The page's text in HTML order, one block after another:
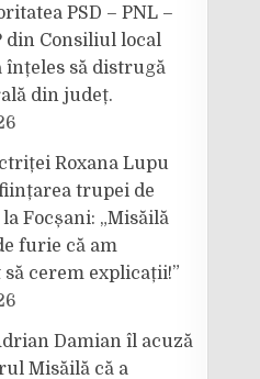
PSD – PNL –
din Consiliul local
înțeles să distrugă
din județ.
Roxana Lupu
trupei de
Focșani: „Misăilă
furie că am
cerem explicații!”
Damian îl acuză
Misăilă că a